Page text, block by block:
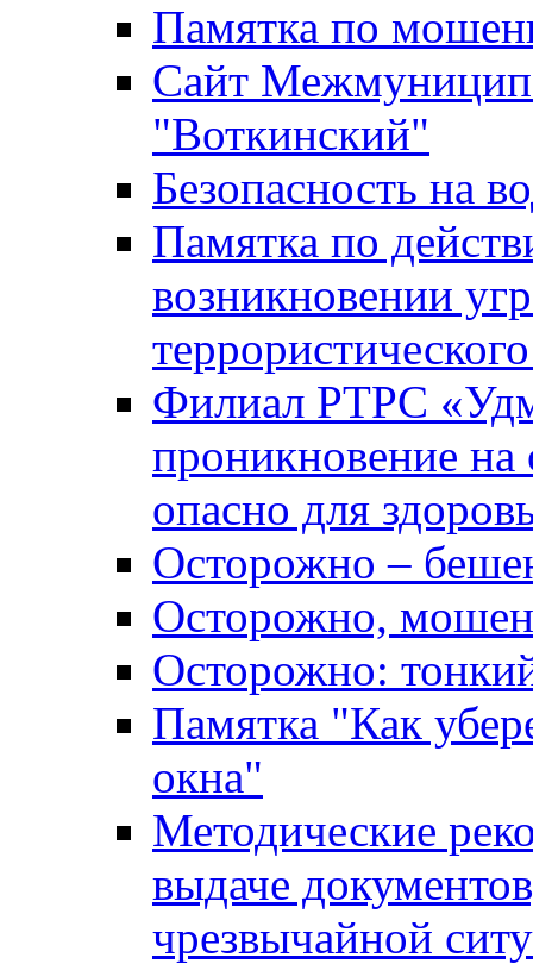
Памятка по
Сайт
"Воткинский"
Безопасность на
Памятка по
возникновении
Филиал РТРС
проникновение на
опасно для
Осторожно –
Осторожно,
Осторожно:
Памятка "Как
окна"
Методические
выдаче
чрезвычайной